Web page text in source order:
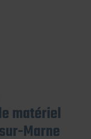
matériel
Marne